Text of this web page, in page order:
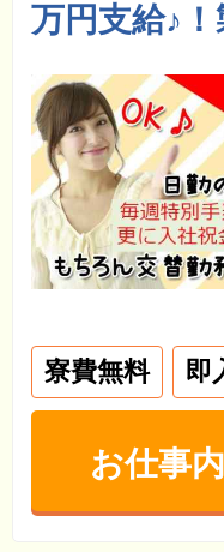
万円支給♪
寮費無料 即
お仕事